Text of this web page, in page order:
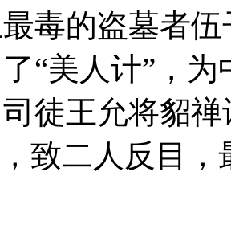
毒的盗墓者
“美人计”，
徒王允将貂
致二人反目